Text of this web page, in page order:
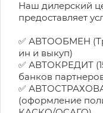
Наш дилерский
предоставляет
✅ АВТООБМЕН
ин и выкуп)
✅ АВТОКРЕДИТ
банков
✅
(оформление